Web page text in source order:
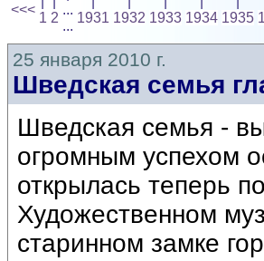
<<<
1 2
...
...
1931 1932 1933 1934 1935
25 января 2010 г.
Шведская семья
Шведская семья -
огромным успехом
открылась теперь
Художественном
старинном замке